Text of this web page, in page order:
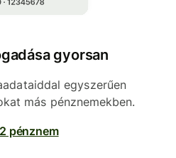
gyorsan
egyszerűen
más pénznemekben.
pénznem